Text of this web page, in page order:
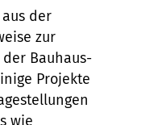
der
zur
Bauhaus-
Projekte
wie